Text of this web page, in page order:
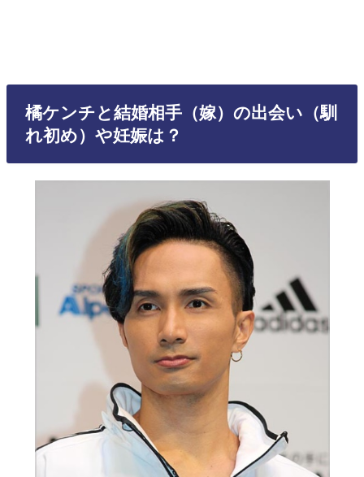
橘ケンチと結婚相手（嫁）の出会い（馴
れ初め）や妊娠は？